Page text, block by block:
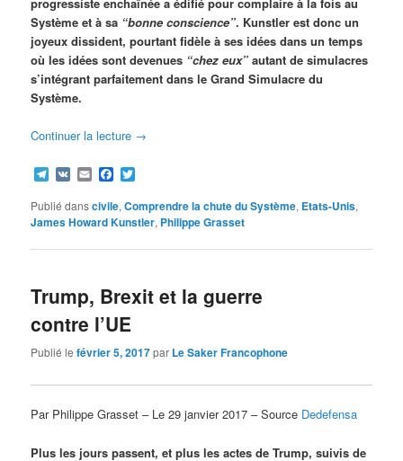
Système et à sa “bonne conscience”. Kunstler est donc un
joyeux dissident, pourtant fidèle à ses idées dans un temps
où les idées sont devenues “chez eux” autant de simulacres
s’intégrant parfaitement dans le Grand Simulacre du
Système.
Continuer la lecture →
Telegram
VK EmailFacebook
Publié danscivile,Comprendre la chute du Système, Etats-Unis,
James Howard Kunstler, Philippe Grasset
Trump, Brexit et la guerre
contre l’UE
Publié lefévrier 5, 2017par Le Saker Francophone
Par Philippe Grasset – Le 29 janvier 2017 – Source Dedefensa
Plus les jours passent, et plus les actes de Trump, suivis de